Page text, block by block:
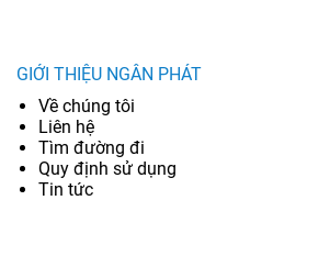
GIỚI THIỆU NGÂN PHÁT
Về chúng tôi
Liên hệ
Tìm đường đi
Quy định sử dụng
Tin tức